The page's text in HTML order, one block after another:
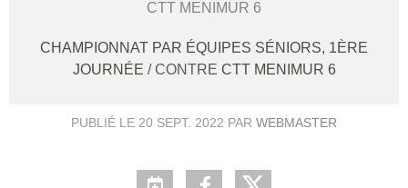
CTT MENIMUR 6
CHAMPIONNAT PAR ÉQUIPES SÉNIORS, 1ÈRE
JOURNÉE / CONTRE CTT MENIMUR 6
PUBLIÉ LE 20 SEPT. 2022 PAR WEBMASTER